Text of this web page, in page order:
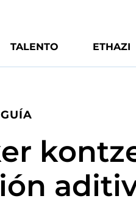
TALENTO ETHAZI
GUÍA